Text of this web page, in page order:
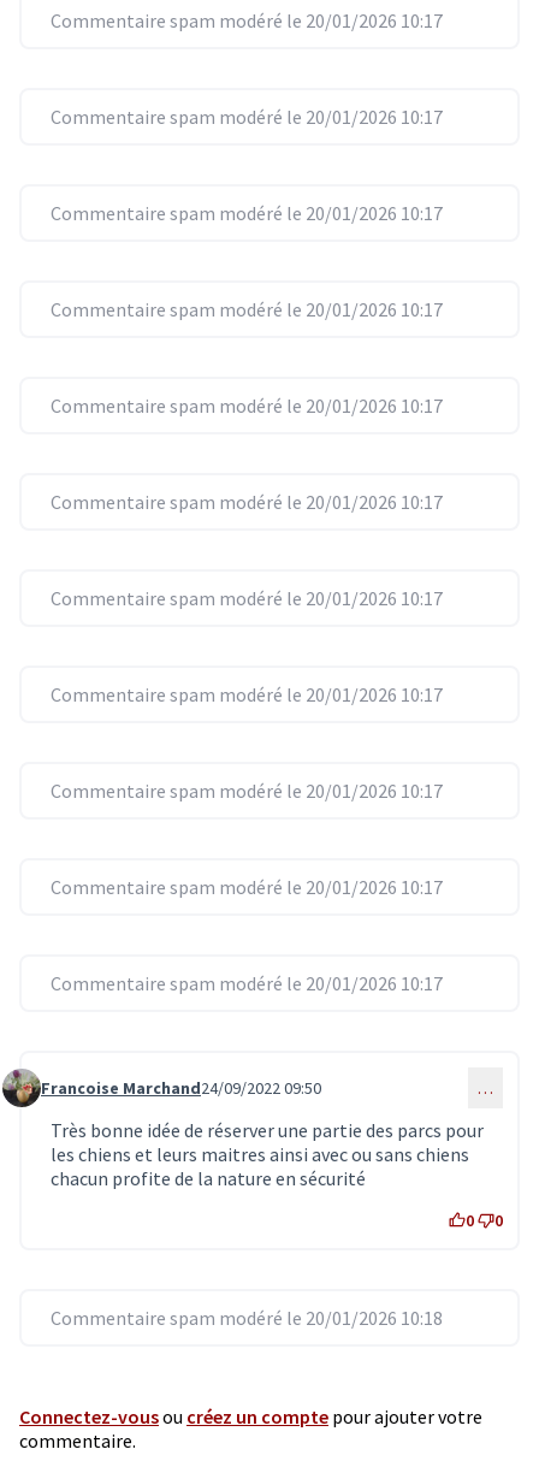
Commentaire spam modéré le 20/01/2026 10:17
Commentaire spam modéré le 20/01/2026 10:17
Commentaire spam modéré le 20/01/2026 10:17
Commentaire spam modéré le 20/01/2026 10:17
Commentaire spam modéré le 20/01/2026 10:17
Commentaire spam modéré le 20/01/2026 10:17
Commentaire spam modéré le 20/01/2026 10:17
Commentaire spam modéré le 20/01/2026 10:17
Commentaire spam modéré le 20/01/2026 10:17
Commentaire spam modéré le 20/01/2026 10:17
Commentaire spam modéré le 20/01/2026 10:17
Commentaire 5750
Francoise Marchand24/09/2022 09:50 …
Très bonne idée de réserver une partie des parcs pour
les chiens et leurs maitres ainsi avec ou sans chiens
chacun profite de la nature en sécurité
0 0
Commentaire spam modéré le 20/01/2026 10:18
Connectez-vousou créez un compte pour ajouter votre
commentaire.